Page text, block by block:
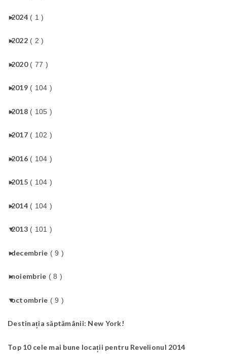
►
2024 ( 1 )
►
2022 ( 2 )
►
2020 ( 77 )
►
2019 ( 104 )
►
2018 ( 105 )
►
2017 ( 102 )
►
2016 ( 104 )
►
2015 ( 104 )
►
2014 ( 104 )
▼
2013 ( 101 )
►
decembrie ( 9 )
►
noiembrie ( 8 )
▼
octombrie ( 9 )
Destinația săptămânii: New York!
Top 10 cele mai bune locații pentru Revelionul 2014